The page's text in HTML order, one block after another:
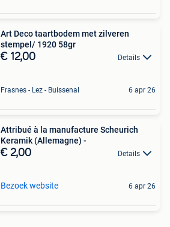
Art Deco taartbodem met zilveren
stempel/ 1920 58gr
€ 12,00 Details
Frasnes - Lez - Buissenal 6 apr 26
Attribué à la manufacture Scheurich
Keramik (Allemagne) -
€ 2,00 Details
Bezoek website 6 apr 26